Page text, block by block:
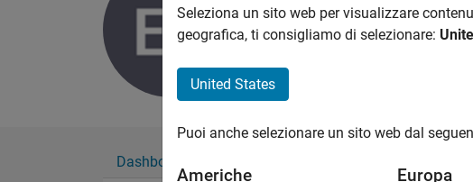
Attivo dal 2018
Followers:0Following:0
Dashboard
Seleziona un sito web per visualizzare
geografica, ti consigliamo di selezionare:
United States
Puoi anche selezionare un sito web dal
Americhe Europa